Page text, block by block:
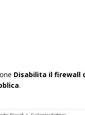
Disabilita il firewall
.